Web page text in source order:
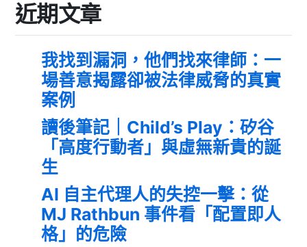
近期文章
我找到漏洞，他們找來律師：一
場善意揭露卻被法律威脅的真實
案例
讀後筆記｜Child’s Play：矽谷
「高度行動者」與虛無新貴的誕
生
AI 自主代理人的失控一擊：從
MJ Rathbun 事件看「配置即人
格」的危險